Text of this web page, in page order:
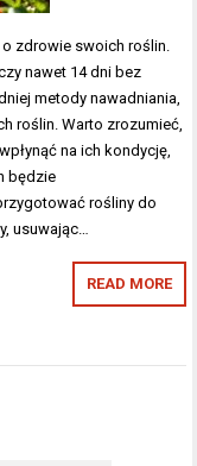
zdrowie swoich roślin.
nawet 14 dni bez
metody nawadniania,
roślin. Warto zrozumieć,
na ich kondycję,
będzie
rośliny do
usuwając…
READ MORE